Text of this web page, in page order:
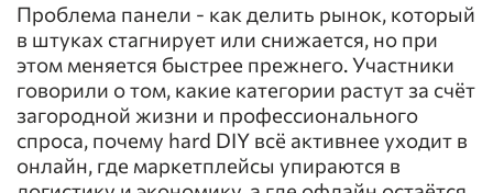
Проблема панели - как делить рынок, который
в штуках стагнирует или снижается, но при
этом меняется быстрее прежнего. Участники
говорили о том, какие категории растут за счёт
загородной жизни и профессионального
спроса, почему hard DIY всё активнее уходит в
онлайн, где маркетплейсы упираются в